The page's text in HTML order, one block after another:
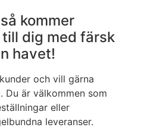
kommer
dig med färsk
havet!
och vill gärna
Du är välkommen som
eller
leveranser.